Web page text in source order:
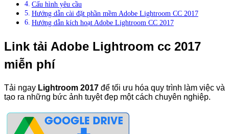
Cấu hình yêu cầu
Hướng dẫn cài đặt phần mềm Adobe Lightroom CC 2017
Hướng dẫn kích hoạt Adobe Lightroom CC 2017
Link tải Adobe Lightroom cc 2017
miễn phí
Tải ngay Lightroom 2017 để tối ưu hóa quy trình làm việc và
tạo ra những bức ảnh tuyệt đẹp một cách chuyên nghiệp.